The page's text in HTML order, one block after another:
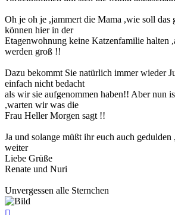
Oh je oh je ,jammert die Mama ,wie soll das
können hier in der
Etagenwohnung keine Katzenfamilie halten
werden groß !!
Dazu bekommt Sie natürlich immer wieder
einfach nicht bedacht
als wir sie aufgenommen haben!! Aber nun
,warten wir was die
Frau Heller Morgen sagt !!
Ja und solange müßt ihr euch auch
weiter
Liebe Grüße
Renate und Nuri
Unvergessen alle Sternchen